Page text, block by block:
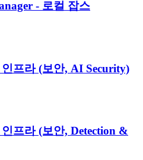
- 로컬 잡스
프라 (보안, AI Security)
프라 (보안, Detection &